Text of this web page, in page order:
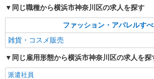
同じ職種から横浜市神奈川区の求人を探す
ファッション・アパレルす
雑貨・コスメ販売
同じ雇用形態から横浜市神奈川区の求人を探
派遣社員